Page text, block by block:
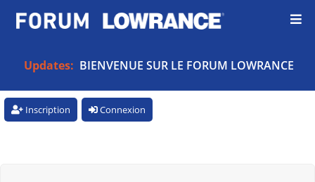
Updates: BIENVENUE SUR LE FORUM LOWRANCE
Inscription Connexion